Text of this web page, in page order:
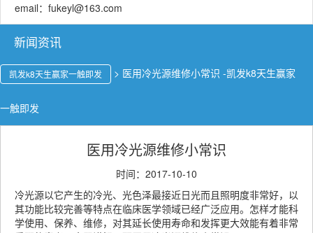
email： fukeyl@163.com
新闻资讯
凯发k8天生赢家一触即发 > 医用冷光源维修小常识 -凯发k8天生赢家
一触即发
医用冷光源维修小常识
时间：2017-10-10
冷光源以它产生的冷光、光色泽最接近日光而且照明度非常好，以
其功能比较完善等特点在临床医学领域已经广泛应用。怎样才能科
学使用、保养、维修，对其延长使用寿命和发挥更大效能有着非常